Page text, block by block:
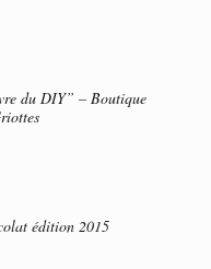
du DIY” – Boutique
édition 2015